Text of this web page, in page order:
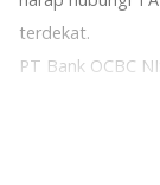
terdekat.
PT Bank OCBC